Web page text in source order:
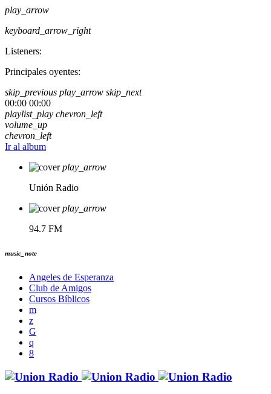
play_arrow
keyboard_arrow_right
Listeners:
Principales oyentes:
skip_previous play_arrow skip_next
00:00 00:00
playlist_play chevron_left
volume_up
chevron_left
Ir al album
play_arrow
Unión Radio
play_arrow
94.7 FM
music_note
Angeles de Esperanza
Club de Amigos
Cursos Bíblicos